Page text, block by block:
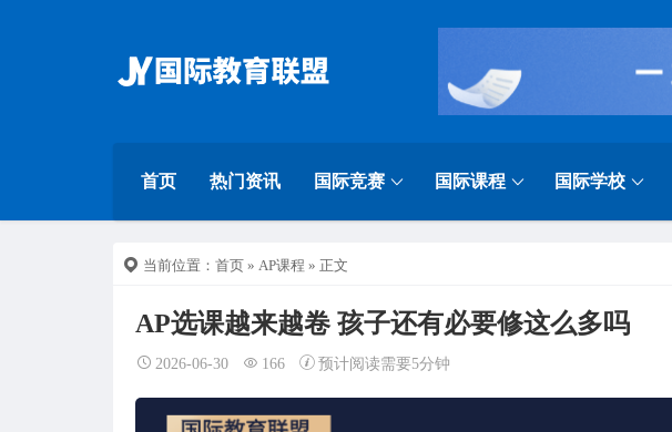
首页 热门资讯 国际竞赛 国际课程 国际学校
当前位置： 首页 » AP课程 » 正文
AP选课越来越卷 孩子还有必要修这么多吗
2026-06-30 166 预计阅读需要5分钟